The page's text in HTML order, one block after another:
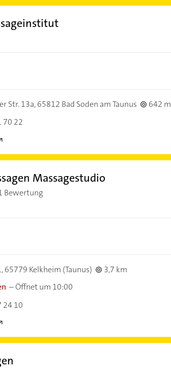
Str. 13a,65812 Bad Soden am Taunus
642 m
70 22
Massagestudio
Bewertung
65779 Kelkheim (Taunus)
3,7 km
–Öffnet um 10:00
24 10